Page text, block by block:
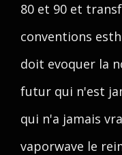
80 et 90 et
conventions
doit evoquer la
futur qui n'est
qui n'a jamais
vaporwave le